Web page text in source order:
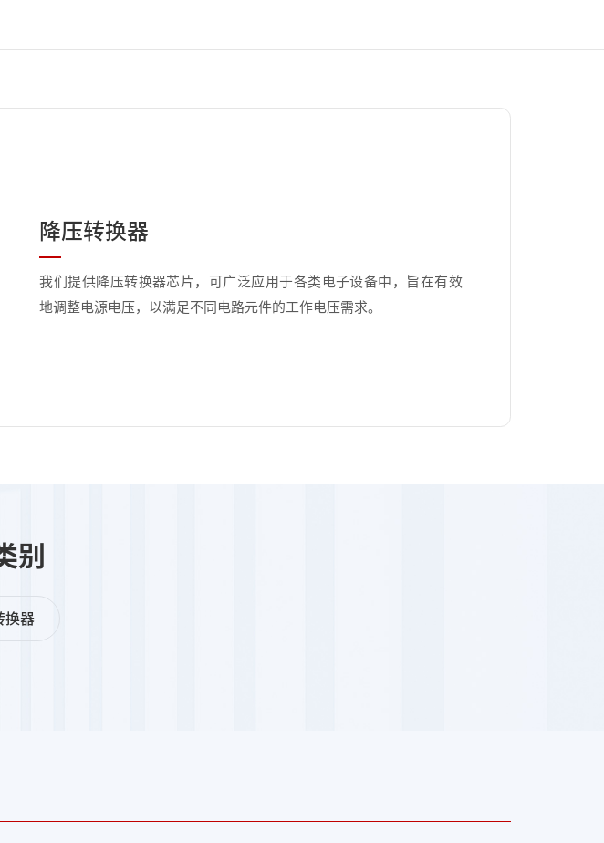
降压转换器
我们提供降压转换器芯片，可广泛应用于各类电子设备中，旨在有效
地调整电源电压，以满足不同电路元件的工作电压需求。
别
换器